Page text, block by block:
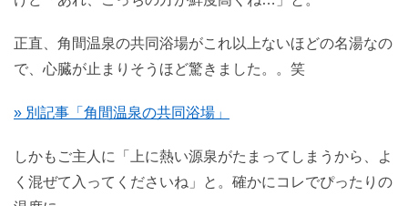
正直、角間温泉の共同浴場がこれ以上ないほどの名湯なの
で、心臓が止まりそうほど驚きました。。笑
» 別記事「角間温泉の共同浴場」
しかもご主人に「上に熱い源泉がたまってしまうから、よ
く混ぜて入ってくださいね」と。確かにコレでぴったりの